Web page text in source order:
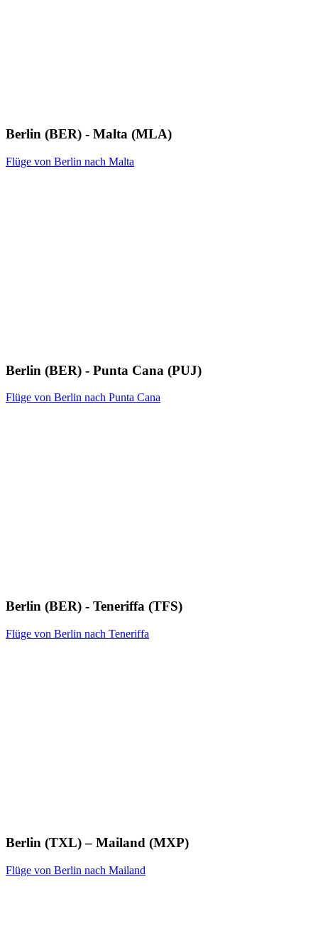
Berlin (BER) - Malta (MLA)
Flüge von Berlin nach Malta
Berlin (BER) - Punta Cana (PUJ)
Flüge von Berlin nach Punta Cana
Berlin (BER) - Teneriffa (TFS)
Flüge von Berlin nach Teneriffa
Berlin (TXL) – Mailand (MXP)
Flüge von Berlin nach Mailand